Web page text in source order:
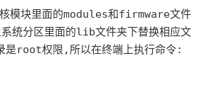
模块里面的modules和firmware文件
统分区里面的lib文件夹下替换相应文
是root权限,所以在终端上执行命令: